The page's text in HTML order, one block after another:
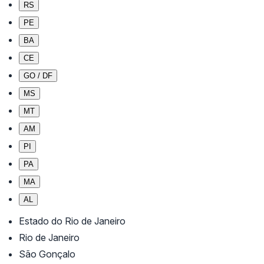
RS
PE
BA
CE
GO / DF
MS
MT
AM
PI
PA
MA
AL
Estado do Rio de Janeiro
Rio de Janeiro
São Gonçalo